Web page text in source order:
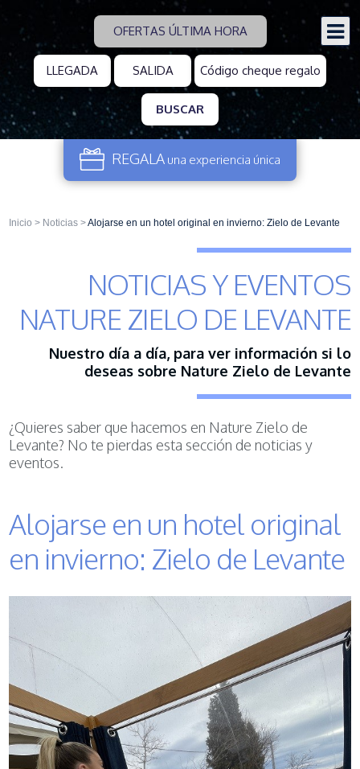
OFERTAS ÚLTIMA HORA
BUSCAR
REGALA una experiencia única
Inicio > Noticias >Alojarse en un hotel original en invierno: Zielo de Levante
NOTICIAS Y EVENTOS
NATURE ZIELO DE LEVANTE
Nuestro día a día, para ver información si lo
deseas sobre Nature Zielo de Levante
¿Quieres saber que hacemos en Nature Zielo de
Levante? No te pierdas esta sección de noticias y
eventos.
Alojarse en un hotel original
en invierno: Zielo de Levante